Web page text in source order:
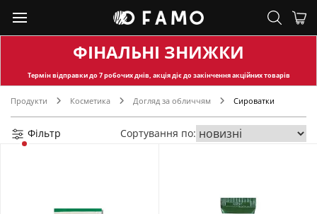
ФІНАЛЬНІ ЗНИЖКИ
Термін відправкидо 7 робочих днів, акція діє до закінчення акційних товарів
Продукти Косметика Догляд за обличчям Сироватки
Фільтр Сортування по: